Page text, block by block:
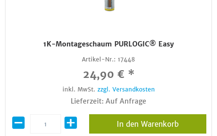
1K-Montageschaum PURLOGIC® Easy
Artikel-Nr.: 17448
24,90 € *
inkl. MwSt. zzgl. Versandkosten
Lieferzeit: Auf Anfrage
In den Warenkorb